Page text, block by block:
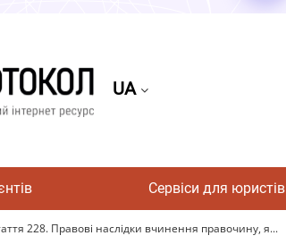
UA
Сервіси для юристів
228. Правові наслідки вчинення правочину, я...